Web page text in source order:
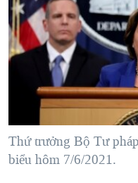
"Tìm"NGƯỜI VIỆT HẢI
ĐỜI SỐNG
KINH TẾ
KHOA HỌC
VĂN HOÁ
THỂ THAO
TẠI
HÀNH TRÌNH BẦU CỬ
MỘT NĂM CHIẾN
GIẢI MÃ VÀNH ĐAI &
NGÀY TỊ NẠN THẾ GIỚI
GROUND ZERO – XƯA
VIDEO
NGHE
MẠNG XÃ HỘI
Ngôn ngữ khác
Thứ trưởng Bộ Tư
biểu hôm 7/6/2021.